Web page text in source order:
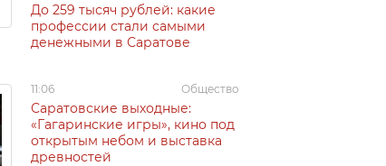
До 259 тысяч рублей: какие
профессии стали самыми
денежными в Саратове
11:06 Общество
Саратовские выходные:
«Гагаринские игры», кино под
открытым небом и выставка
древностей